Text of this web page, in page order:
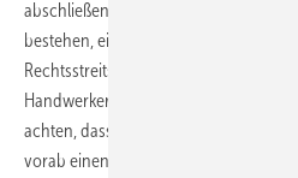
abschließend klären, kann die Chance
bestehen, eine gütliche Einigung
Rechtsstreits mit oft ungewissem
Handwerker hierbei aktiv wird, muss
achten, dass er etwaige
vorab einen Freiwilligkeits- und